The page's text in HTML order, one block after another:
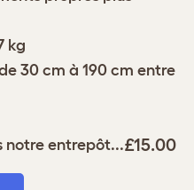
notre entrepôt...£15.00
kg
30 cm à 190 cm entre